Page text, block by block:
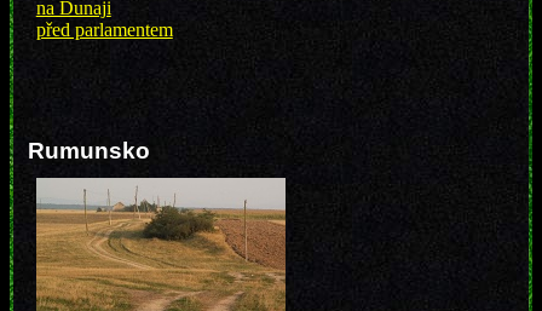
na Dunaji
před parlamentem
Rumunsko